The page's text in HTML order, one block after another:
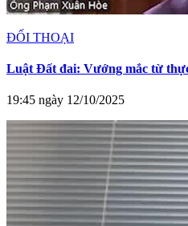
ĐỐI THOẠI
Luật Đất đai: Vướng mắc từ
19:45 ngày 12/10/2025